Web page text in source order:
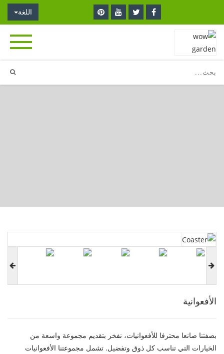
اللغة
الأفعوانية
بصفتنا صانعا محترفا للأفعوانيات، نفخر بتقديم مجموعة واسعة من
الخيارات التي تناسب كل ذوق وتفضيل. تشمل مجموعتنا الأفعوانيات